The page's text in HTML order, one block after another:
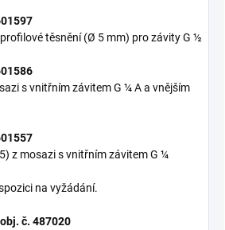
těsnění (Ø 5 mm) pro závity G ½
s vnitřním závitem G ¼ A a vnějším
5) z mosazi s vnitřním závitem G ¼
na vyžádání.
č. 487020